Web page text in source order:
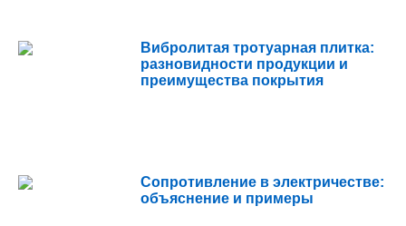
Вибролитая тротуарная плитка:
разновидности продукции и
преимущества покрытия
Сопротивление в электричестве:
объяснение и примеры